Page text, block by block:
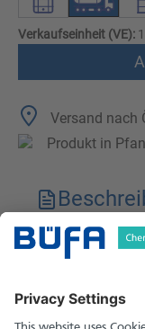
Verkaufseinheit (VE):
Versand nach
Produkt in